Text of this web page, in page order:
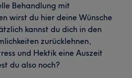
Behandlung mit
wirst du hier deine Wünsche
kannst du dich in den
zurücklehnen,
und Hektik eine Auszeit
du also noch?